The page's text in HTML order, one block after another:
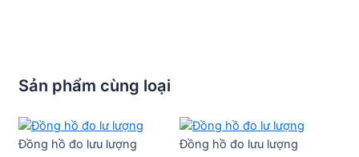
Sản phẩm cùng loại
Đồng hồ đo lưu lượng Đồng hồ đo lưu lượng